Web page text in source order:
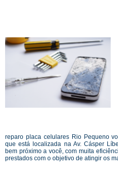
reparo placa celulares Rio Pequeno
que está localizada na Av. Cásper
bem próximo a você, com muita
prestados com o objetivo de atingir os